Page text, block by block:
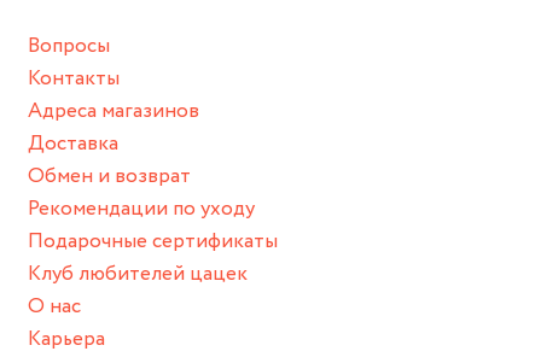
спортивный инвентарь).
Храните изделие в сухом месте.
Для надежного хранения мы доставляем все изделия в
нашей фирменной коробке или упаковке бренда.
Пожалуйста, используйте эту упаковку для хранения,
пока не носите украшение на себе.
Вопросы
Контакты
Адреса магазинов
Доставка
Обмен и возврат
Рекомендации по уходу
Подарочные сертификаты
Клуб любителей цацек
О нас
Карьера